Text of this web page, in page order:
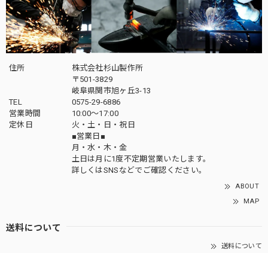
住所
株式会社杉山製作所
〒501-3829
岐阜県関市旭ヶ丘3-13
TEL
0575-29-6886
営業時間
10:00～17:00
定休日
火・土・日・祝日
■営業日■
月・水・木・金
土日は月に1度不定期営業いたします。
詳しくはSNSなどでご確認ください。
ABOUT
MAP
送料について
送料について